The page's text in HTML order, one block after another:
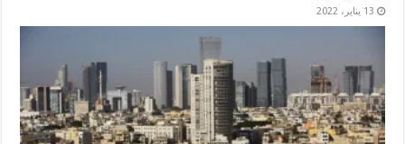
13 يناير، 2022